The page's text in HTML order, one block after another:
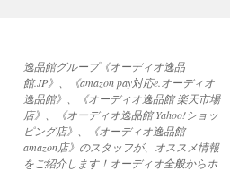
逸品館グループ《オーディオ逸品
館.JP》、《amazon pay対応e.オーディオ
逸品館》、《オーディオ逸品館 楽天市場
店》、《オーディオ逸品館 Yahoo!ショッ
ピング店》、《オーディオ逸品館
amazon店》のスタッフが、オススメ情報
をご紹介します！オーディオ全般からホ